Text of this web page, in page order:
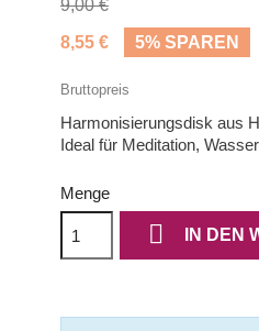
9,00 €
8,55 €
5% SPAREN
Bruttopreis
Harmonisierungsdisk aus
Ideal für Meditation,
Menge
 IN DEN